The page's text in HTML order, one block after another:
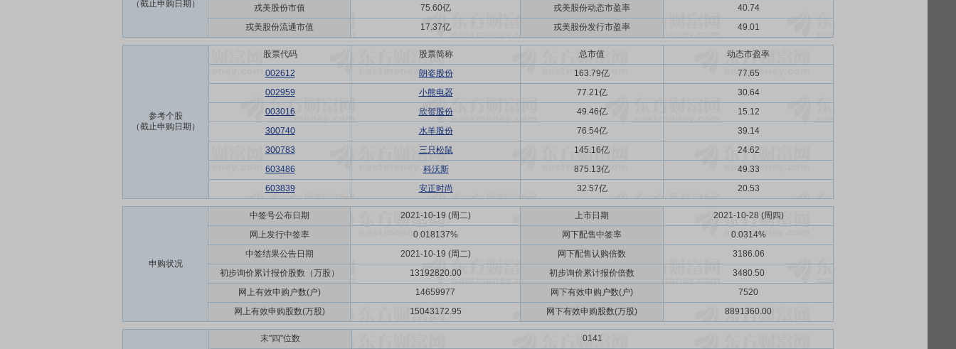
（截止申购日期）
戎美股份市值
75.60亿 戎美股份动态市盈率
40.74
戎美股份流通市值
17.37亿 戎美股份发行市盈率 49.01
参考个股
（截止申购日期）
股票代码 股票简称 总市值
动态市盈率
002612
朗姿股份 163.79亿
77.65
002959
小熊电器 77.21亿
30.64
003016
欣贺股份 49.46亿
15.12
300740
水羊股份 76.54亿
39.14
300783
三只松鼠 145.16亿
24.62
603486
科沃斯 875.13亿
49.33
603839
安正时尚 32.57亿 20.53
申购状况
中签号公布日期 2021-10-19 (周二) 上市日期
2021-10-28 (周四)
网上发行中签率
0.018137% 网下配售中签率
0.0314%
中签结果公告日期
2021-10-19 (周二) 网下配售认购倍数
3186.06
初步询价累计报价股数（万股）
13192820.00 初步询价累计报价倍数
3480.50
网上有效申购户数(户)
14659977 网下有效申购户数(户)
7520
网上有效申购股数(万股)
15043172.95 网下有效申购股数(万股) 8891360.00
末"四"位数
0141